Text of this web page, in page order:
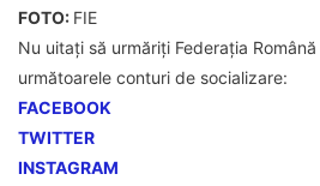
FOTO: FIE
Nu uitați să urmăriți Federația
următoarele conturi de socializare:
FACEBOOK
TWITTER
INSTAGRAM